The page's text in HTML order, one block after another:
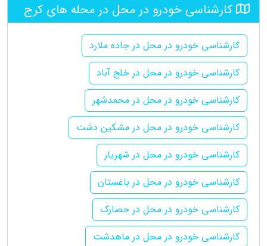
کارشناسی خودرو در محل در محله های کرج
کارشناسی خودرو در محل در جاده ملارد
کارشناسی خودرو در محل در خلج آباد
کارشناسی خودرو در محل در محمدشهر
کارشناسی خودرو در محل در مشکین دشت
کارشناسی خودرو در محل در شهریار
کارشناسی خودرو در محل در باغستان
کارشناسی خودرو در محل در حصارک
کارشناسی خودرو در محل در ماهدشت